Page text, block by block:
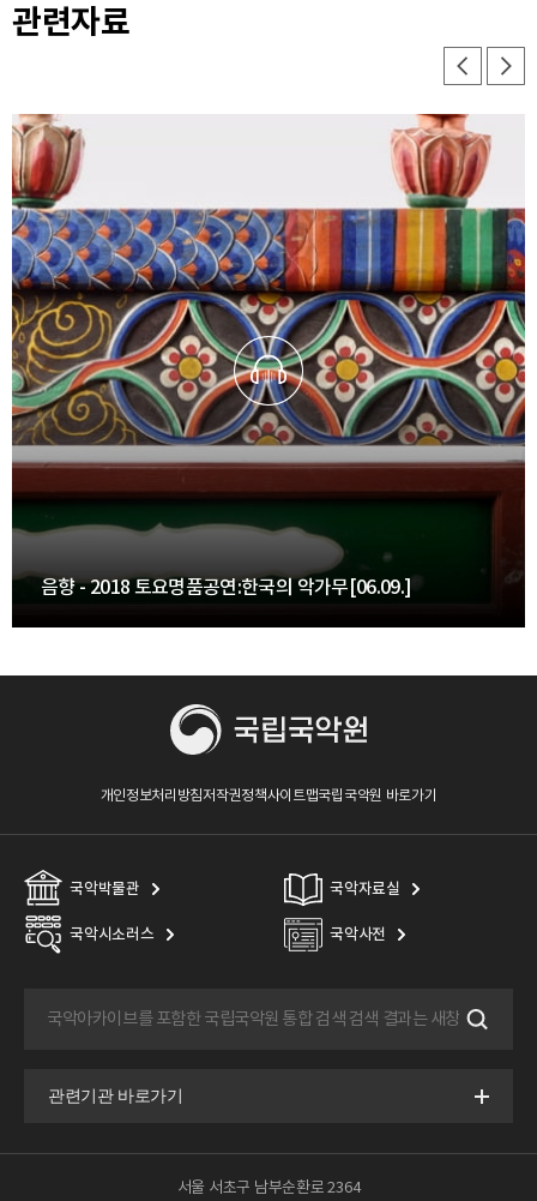
관련자료
음향 - 2018 토요명품공연:한국의 악가무[06.09.]
개인정보처리방침저작권정책사이트맵국립국악원 바로가기
국악박물관 국악자료실
국악시소러스 국악사전
서울 서초구 남부순환로 2364